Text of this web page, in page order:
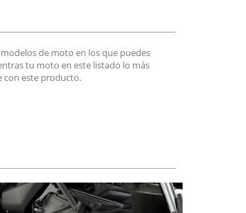
de moto en los que puedes
tu moto en este listado lo más
con este producto.